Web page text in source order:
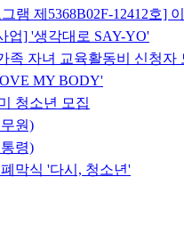
램 제5368B02F-12412호]
업] '생각대로 SAY-YO'
족 자녀 교육활동비 신청자
MY BODY'
청소년 모집
원)
령)
막식 '다시, 청소년'